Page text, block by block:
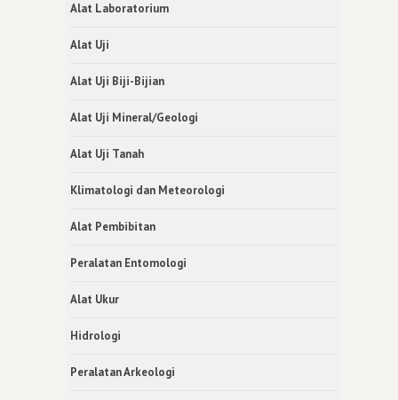
Alat Laboratorium
Alat Uji
Alat Uji Biji-Bijian
Alat Uji Mineral/Geologi
Alat Uji Tanah
Klimatologi dan Meteorologi
Alat Pembibitan
Peralatan Entomologi
Alat Ukur
Hidrologi
Peralatan Arkeologi